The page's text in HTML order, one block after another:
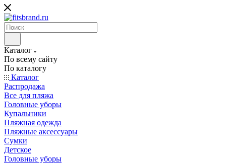
Каталог
По всему сайту
По каталогу
Каталог
Распродажа
Все для пляжа
Головные уборы
Купальники
Пляжная одежда
Пляжные аксессуары
Сумки
Детское
Головные уборы